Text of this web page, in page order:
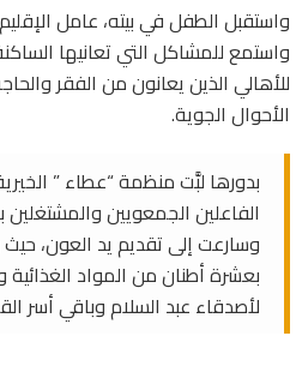
واستقبل الطفل في بيته، عامل
واستمع للمشاكل التي تعانيها
للأهالي الذين يعانون من الفقر
الأحوال الجوية.
بدورها لبَّت منظمة “عطاء ”
الفاعلين الجمعويين والمشتغلين
وسارعت إلى تقديم يد العون،
بعشرة أطنان من المواد الغذائية
لأصدقاء عبد السلام وباقي أسر